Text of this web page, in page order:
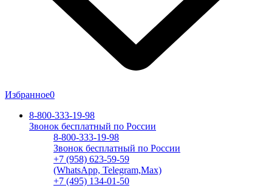
Избранное0
8-800-333-19-98
Звонок бесплатный по России
8-800-333-19-98
Звонок бесплатный по России
+7 (958) 623-59-59
(WhatsApp, Telegram,Max)
+7 (495) 134-01-50